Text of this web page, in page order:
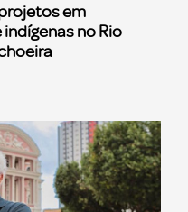
em
no Rio